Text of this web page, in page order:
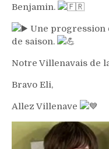
Benjamin.
Une progression
de saison.
Notre Villenavais de
Bravo Eli,
Allez Villenave